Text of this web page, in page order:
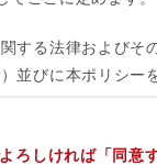
ろしければ「同